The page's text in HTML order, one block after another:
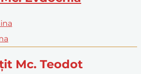
Mc. Teodot